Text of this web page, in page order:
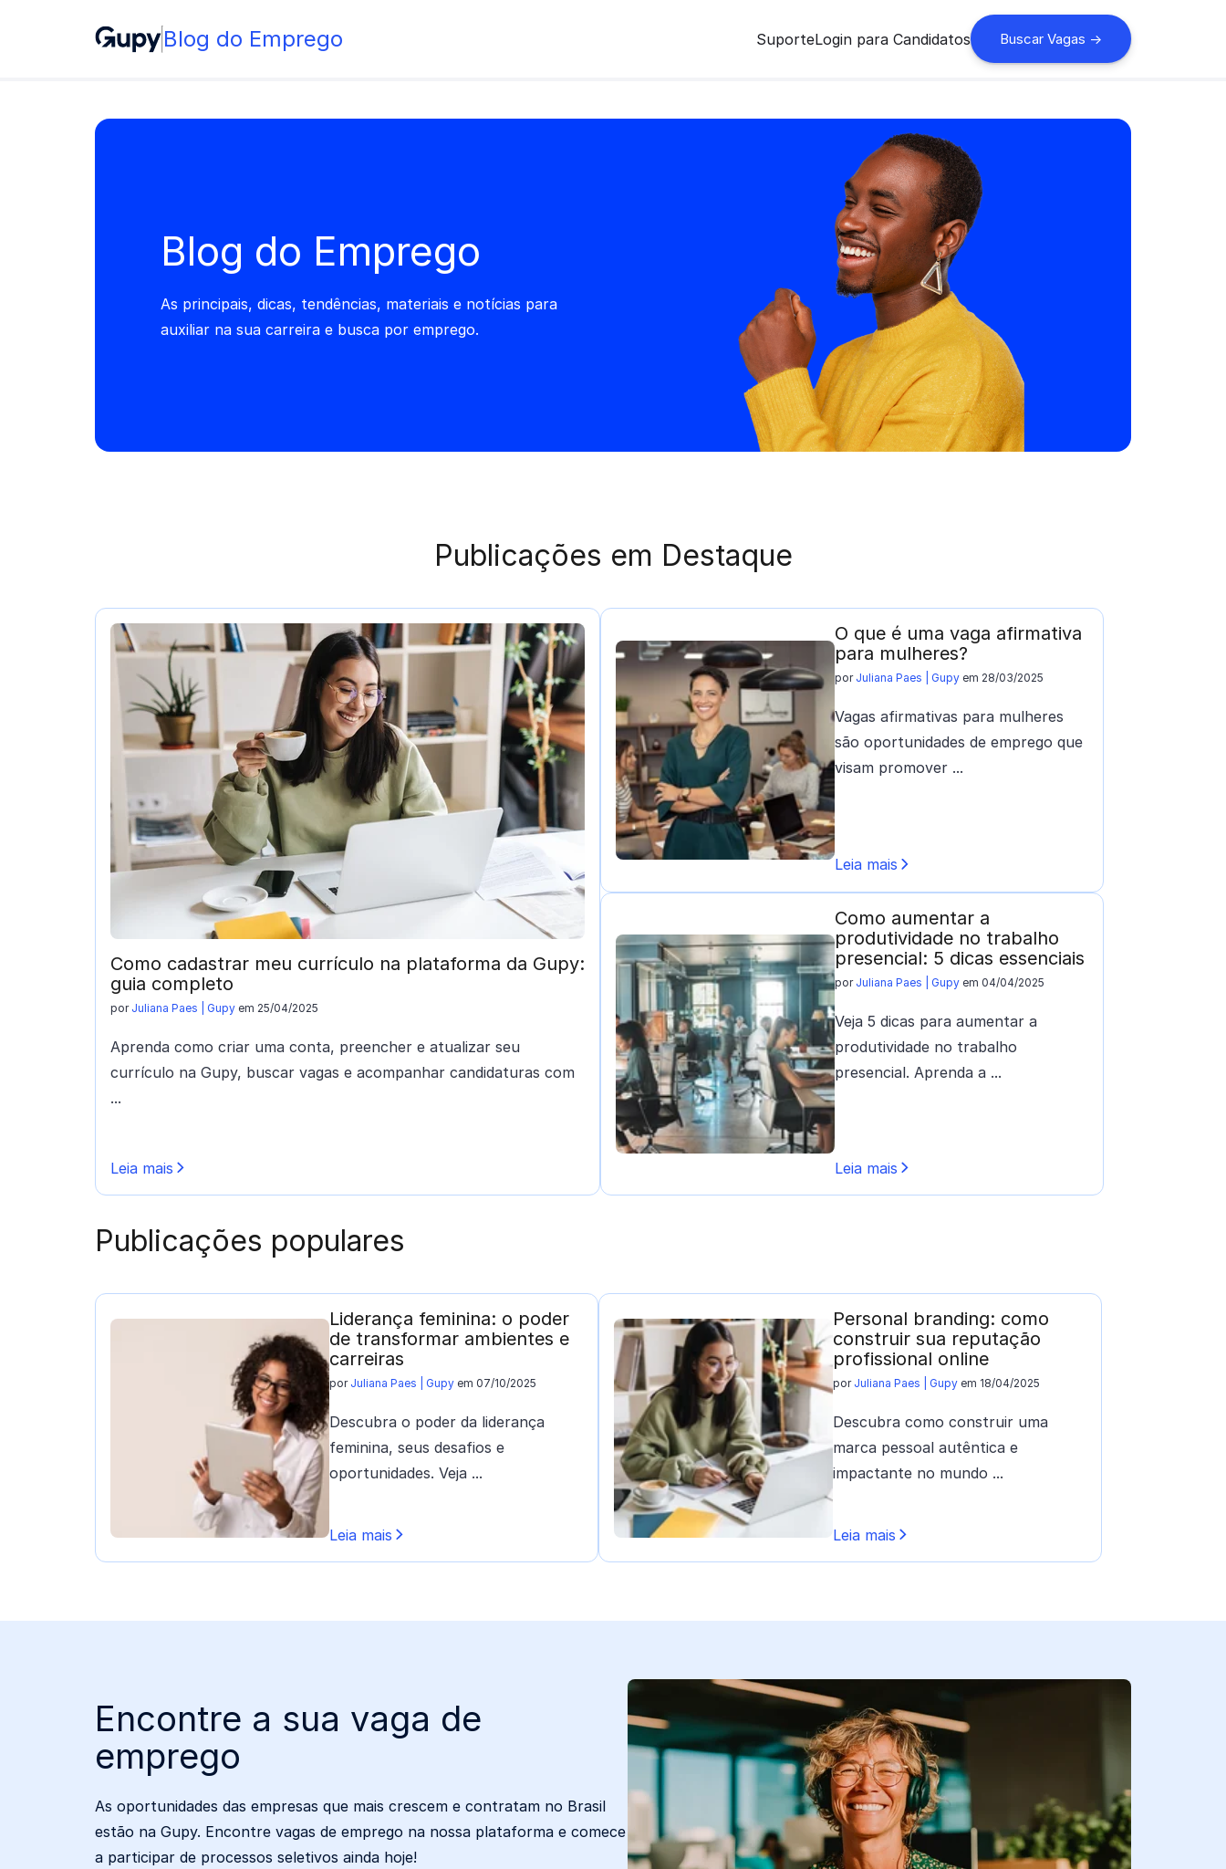
Blog do Emprego SuporteLogin para Candidatos Buscar Vagas ->
Blog do Emprego
As principais, dicas, tendências, materiais e notícias para
auxiliar na sua carreira e busca por emprego.
Publicações em Destaque
Como cadastrar meu currículo na plataforma da Gupy:
guia completo
por Juliana Paes | Gupy em 25/04/2025
Aprenda como criar uma conta, preencher e atualizar seu
currículo na Gupy, buscar vagas e acompanhar candidaturas com
...
Leia mais
O que é uma vaga afirmativa
para mulheres?
por Juliana Paes | Gupy em 28/03/2025
Vagas afirmativas para mulheres
são oportunidades de emprego que
visam promover ...
Leia mais
Como aumentar a
produtividade no trabalho
presencial: 5 dicas essenciais
por Juliana Paes | Gupy em 04/04/2025
Veja 5 dicas para aumentar a
produtividade no trabalho
presencial. Aprenda a ...
Leia mais
Publicações populares
Liderança feminina: o poder
de transformar ambientes e
carreiras
por Juliana Paes | Gupy em 07/10/2025
Descubra o poder da liderança
feminina, seus desafios e
oportunidades. Veja ...
Leia mais
Personal branding: como
construir sua reputação
profissional online
por Juliana Paes | Gupy em 18/04/2025
Descubra como construir uma
marca pessoal autêntica e
impactante no mundo ...
Leia mais
Encontre a sua vaga de
emprego
As oportunidades das empresas que mais crescem e contratam no Brasil
estão na Gupy. Encontre vagas de emprego na nossa plataforma e comece
a participar de processos seletivos ainda hoje!